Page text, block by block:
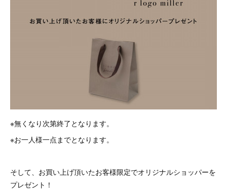
※無くなり次第終了となります。
※お一人様一点までとなります。
そして、お買い上げ頂いたお客様限定でオリジナルショッパーを
プレゼント！